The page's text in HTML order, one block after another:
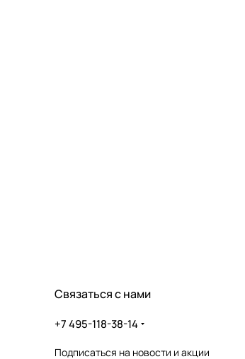
Связаться с нами
+7 495-118-38-14
Подписаться на новости и акции